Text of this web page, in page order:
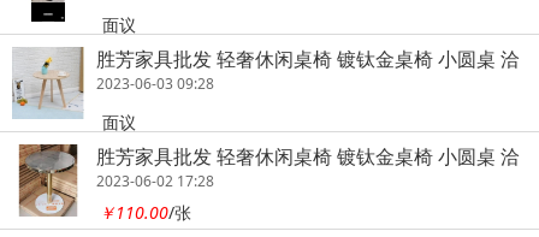
面议
胜芳家具批发 轻奢休闲桌椅 镀钛金桌椅 小圆桌 洽
谈桌 接待桌 北欧桌 休闲桌 简约家具 时尚家具 咖
2023-06-03 09:28
面议
胜芳家具批发 轻奢休闲桌椅 镀钛金桌椅 小圆桌 洽
谈桌 接待桌 北欧桌 休闲桌 简约家具 时尚家具 咖
啡桌椅 轻奢家具 双兴家具
2023-06-02 17:28
￥110.00/张